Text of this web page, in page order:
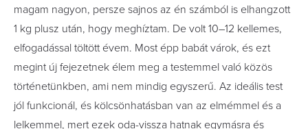
magam nagyon, persze sajnos az én számból is elhangzott
1 kg plusz után, hogy meghíztam. De volt 10–12 kellemes,
elfogadással töltött évem. Most épp babát várok, és ezt
megint új fejezetnek élem meg a testemmel való közös
történetünkben, ami nem mindig egyszerű. Az ideális test
jól funkcionál, és kölcsönhatásban van az elmémmel és a
lelkemmel, mert ezek oda-vissza hatnak egymásra és